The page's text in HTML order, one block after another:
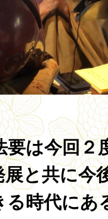
は今回２
と共に今
る時代にあ